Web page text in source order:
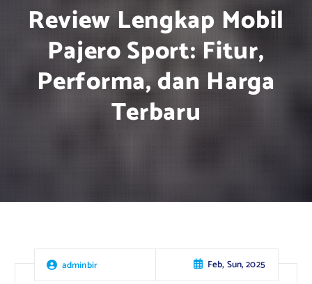
Review Lengkap Mobil
Pajero Sport: Fitur,
Performa, dan Harga
Terbaru
adminbir Feb, Sun, 2025